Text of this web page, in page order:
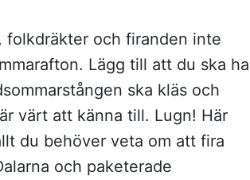
folkdräkter och firanden inte
Lägg till att du ska ha
ska kläs och
värt att känna till. Lugn! Här
du behöver veta om att fira
och paketerade